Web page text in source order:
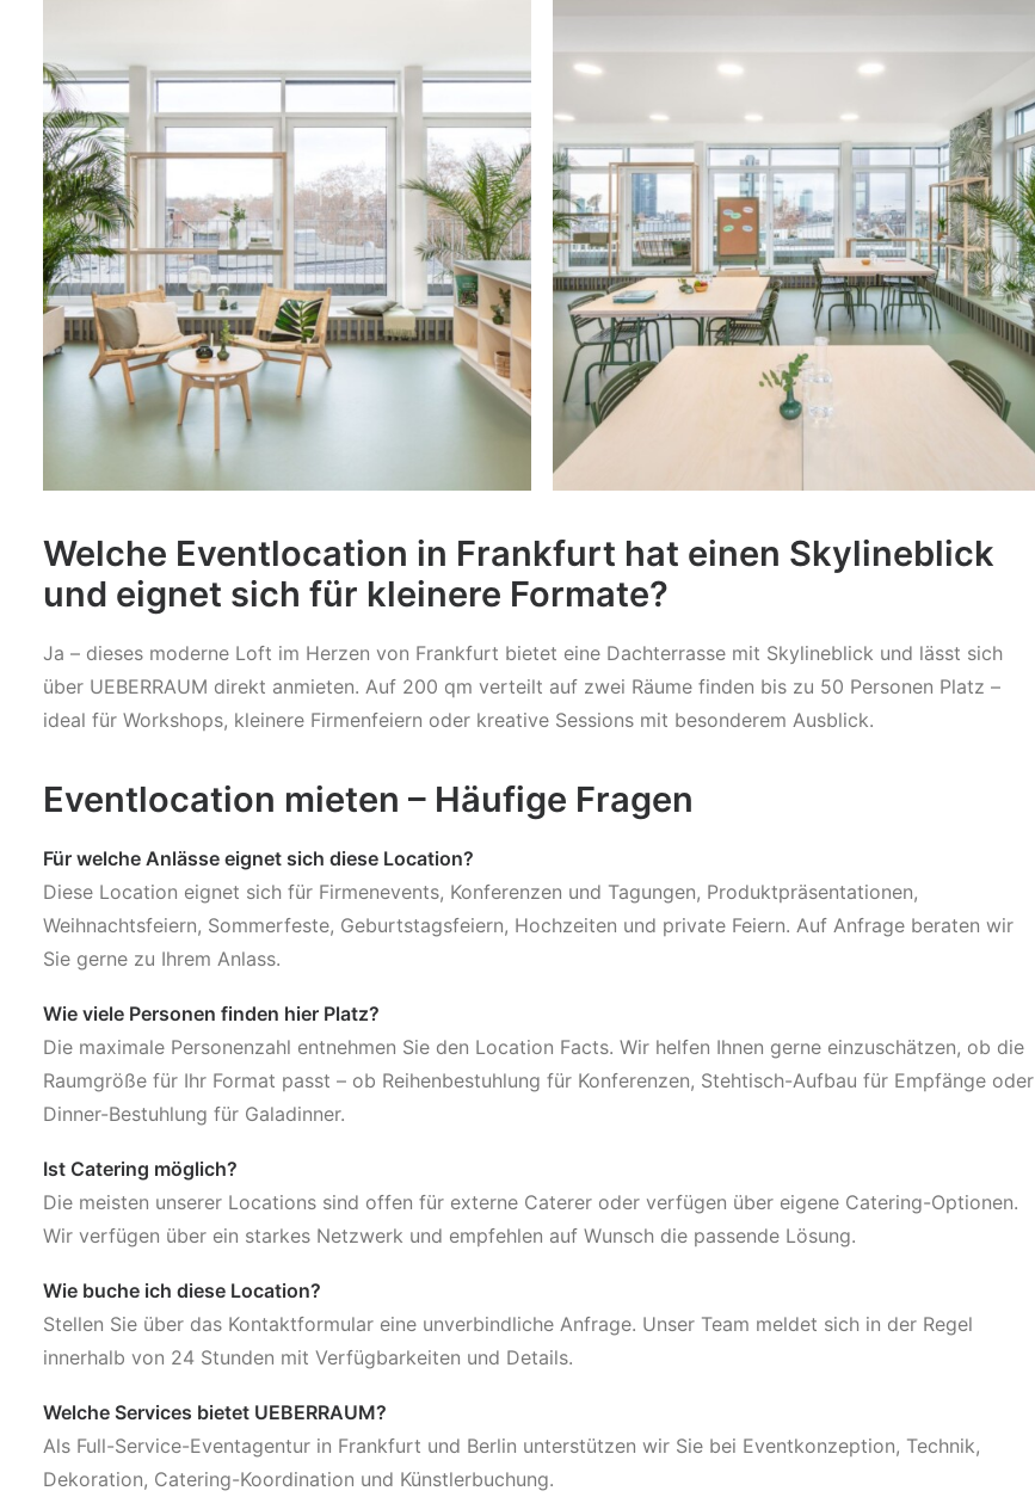
Welche Eventlocation in Frankfurt hat einen Skylineblick
und eignet sich für kleinere Formate?
Ja – dieses moderne Loft im Herzen von Frankfurt bietet eine Dachterrasse mit Skylineblick und lässt sich
über UEBERRAUM direkt anmieten. Auf 200 qm verteilt auf zwei Räume finden bis zu 50 Personen Platz –
ideal für Workshops, kleinere Firmenfeiern oder kreative Sessions mit besonderem Ausblick.
Eventlocation mieten – Häufige Fragen
Für welche Anlässe eignet sich diese Location?
Diese Location eignet sich für Firmenevents, Konferenzen und Tagungen, Produktpräsentationen,
Weihnachtsfeiern, Sommerfeste, Geburtstagsfeiern, Hochzeiten und private Feiern. Auf Anfrage beraten wir
Sie gerne zu Ihrem Anlass.
Wie viele Personen finden hier Platz?
Die maximale Personenzahl entnehmen Sie den Location Facts. Wir helfen Ihnen gerne einzuschätzen, ob die
Raumgröße für Ihr Format passt – ob Reihenbestuhlung für Konferenzen, Stehtisch-Aufbau für Empfänge oder
Dinner-Bestuhlung für Galadinner.
Ist Catering möglich?
Die meisten unserer Locations sind offen für externe Caterer oder verfügen über eigene Catering-Optionen.
Wir verfügen über ein starkes Netzwerk und empfehlen auf Wunsch die passende Lösung.
Wie buche ich diese Location?
Stellen Sie über das Kontaktformular eine unverbindliche Anfrage. Unser Team meldet sich in der Regel
innerhalb von 24 Stunden mit Verfügbarkeiten und Details.
Welche Services bietet UEBERRAUM?
Als Full-Service-Eventagentur in Frankfurt und Berlin unterstützen wir Sie bei Eventkonzeption, Technik,
Dekoration, Catering-Koordination und Künstlerbuchung.